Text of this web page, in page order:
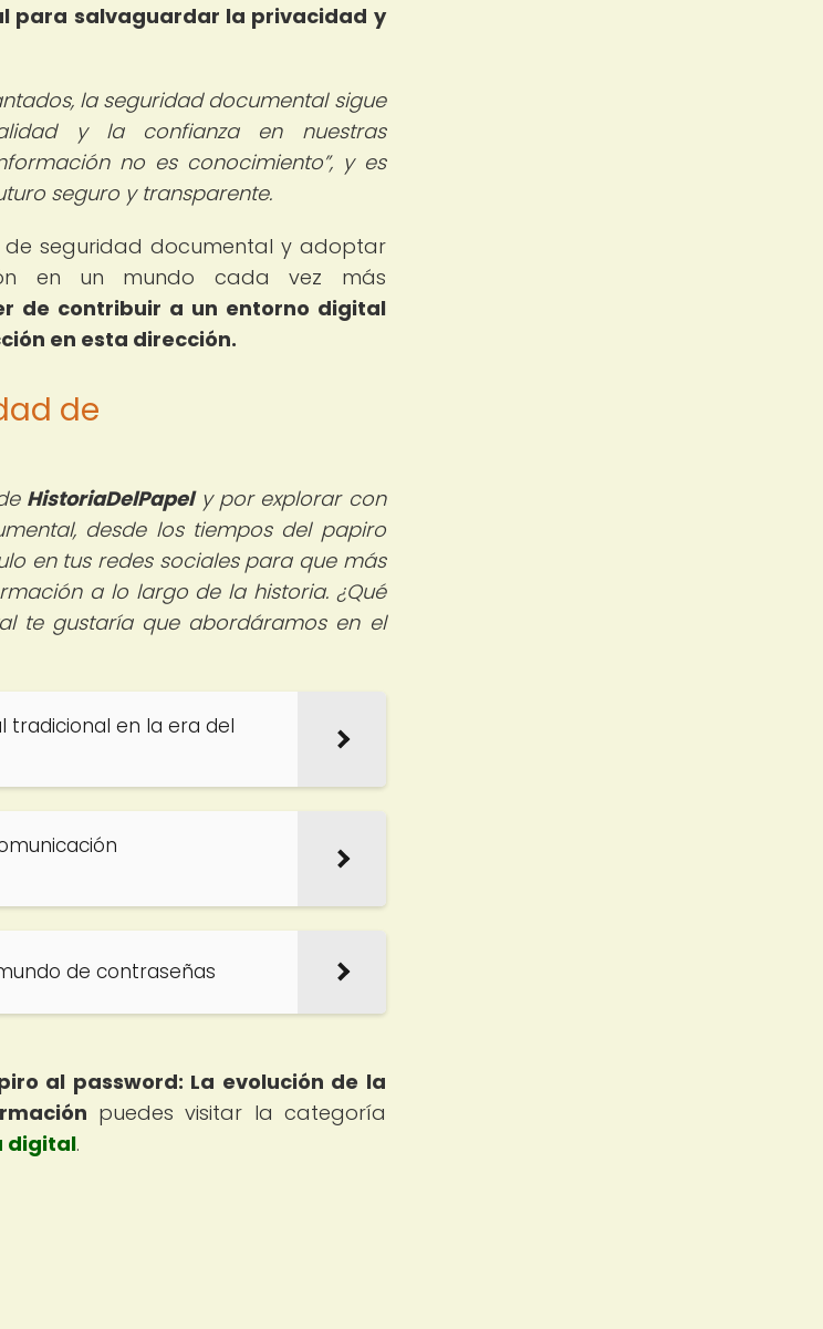
para salvaguardar la privacidad y
la seguridad documental sigue
y la confianza en nuestras
no es conocimiento , y es
seguro y transparente.
de seguridad documental y adoptar
en un mundo cada vez más
de contribuir a un entorno digital
en esta dirección.
de
HistoriaDelPapely por explorar con
desde los tiempos del papiro
en tus redes sociales para que más
a lo largo de la historia. ¿Qué
te gustaría que abordáramos en el
tradicional en la era del
de contraseñas
al password: La evolución de la
puedes visitar la categoría
digital.